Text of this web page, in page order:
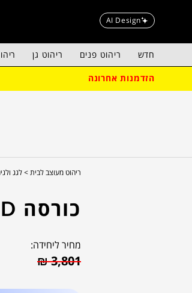
AI Design
חדש ריהוט פנים ריהוט גן
הזדמנות אחרונה
ריהוט מעוצב לבית > לגג
כורסה RED
מחיר ליחידה:
₪3,801